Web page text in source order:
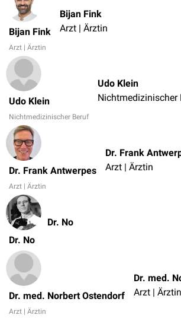
Bijan Fink
Arzt | Ärztin
Bijan Fink
Arzt | Ärztin
Udo Klein
Nichtmedizinischer Beruf
Udo Klein
Dr. Frank Antwerpes
Arzt | Ärztin
Dr. Frank
Arzt | Ärztin
Dr. No
Dr. No
Dr. med. Norbert Ostendorf
Arzt | Ärztin
Arzt | Ärztin